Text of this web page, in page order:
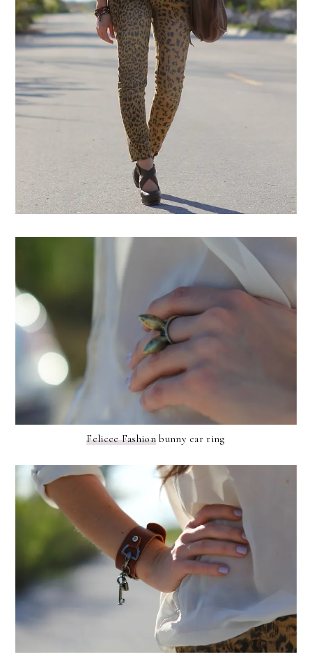
Felicee Fashion bunny ear ring